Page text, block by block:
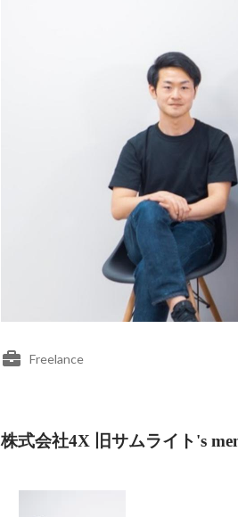
Freelance
株式会社4X 旧サムライト's